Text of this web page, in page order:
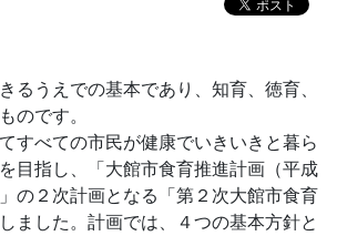
るうえでの基本であり、知育、徳育、
のです。
すべての市民が健康でいきいきと暮ら
目指し、「大館市食育推進計画（平成
の２次計画となる「第２次大館市食育
ました。計画では、４つの基本方針と